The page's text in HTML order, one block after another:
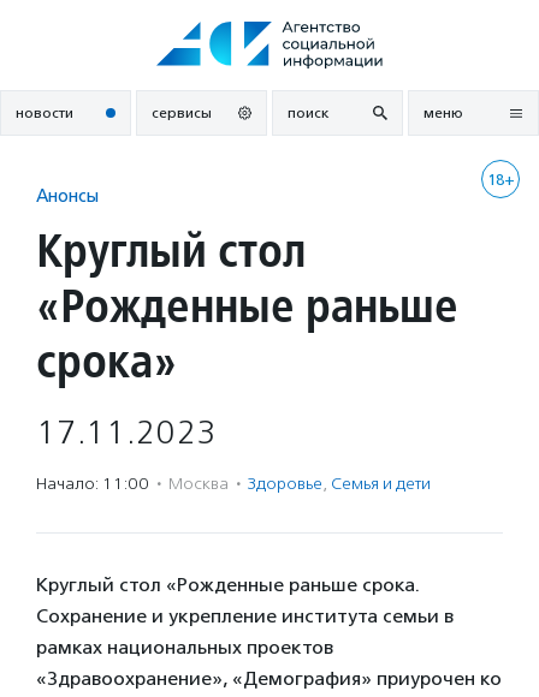
новости сервисы поиск меню
18+
Анонсы
Круглый стол
«Рожденные раньше
срока»
17.11.2023
Начало: 11:00 · Москва · Здоровье, Семья и дети
Круглый стол «Рожденные раньше срока.
Сохранение и укрепление института семьи в
рамках национальных проектов
«Здравоохранение», «Демография» приурочен ко